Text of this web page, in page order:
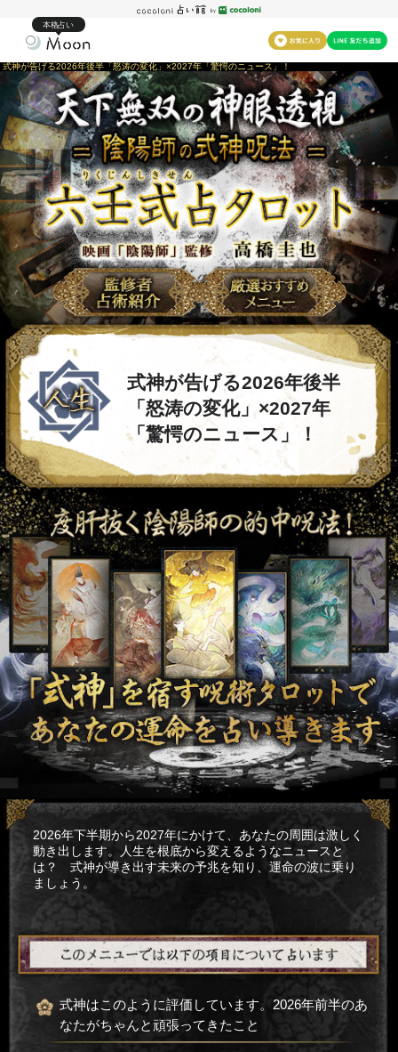
本格占い
式神が告げる2026年後半「怒涛の変化」×2027年「驚愕のニュース」！
式神が告げる2026年後半
「怒涛の変化」×2027年
「驚愕のニュース」！
2026年下半期から2027年にかけて、あなたの周囲は激しく
動き出します。人生を根底から変えるようなニュースと
は？ 式神が導き出す未来の予兆を知り、運命の波に乗り
ましょう。
式神はこのように評価しています。2026年前半のあ
なたがちゃんと頑張ってきたこと